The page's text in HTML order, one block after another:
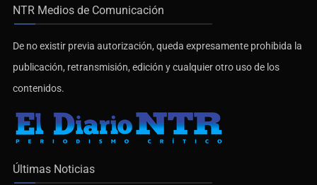
NTR Medios de Comunicación
De no existir previa autorización, queda expresamente prohibida la
publicación, retransmisión, edición y cualquier otro uso de los
contenidos.
Últimas Noticias